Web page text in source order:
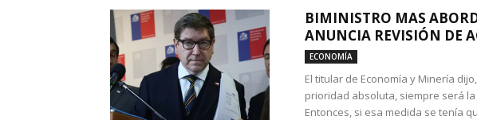
BIMINISTRO MAS
ANUNCIA REVISIÓN DE
ECONOMÍA
El titular de Economía y Minería
prioridad absoluta, siempre será
Entonces, si esa medida se tenía